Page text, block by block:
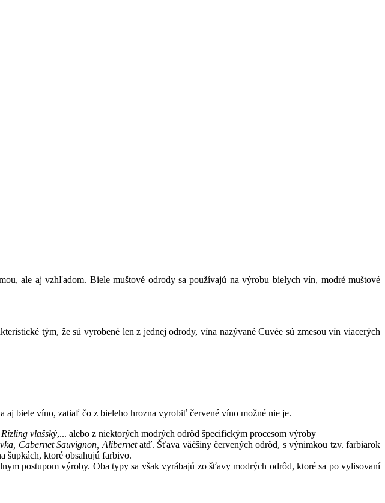
ale aj vzhľadom. Biele muštové odrody sa používajú na výrobu bielych vín, modré muštové
tým, že sú vyrobené len z jednej odrody, vína nazývané Cuvée sú zmesou vín viacerých
aj biele víno, zatiaľ čo z bieleho hrozna vyrobiť červené víno možné nie je.
vlašský,... alebo z niektorých modrých odrôd špecifickým procesom výroby
Cabernet Sauvignon, Alibernetatď. Šťava väčšiny červených odrôd, s výnimkou tzv. farbiarok
šupkách, ktoré obsahujú farbivo.
postupom výroby. Oba typy sa však vyrábajú zo šťavy modrých odrôd, ktoré sa po vylisovaní